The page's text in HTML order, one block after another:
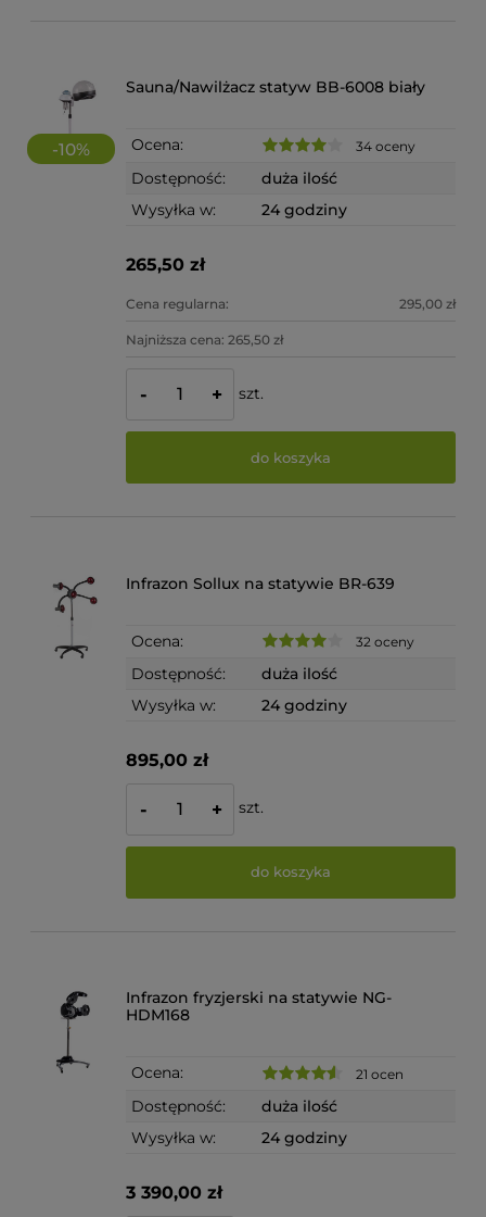
-10%
Sauna/Nawilżacz statyw BB-6008 biały
Ocena: 34 oceny
Dostępność:
duża ilość
Wysyłka w:
24 godziny
265,50 zł
Cena regularna: 295,00 zł
Najniższa cena:265,50 zł
- + szt.
do koszyka
Infrazon Sollux na statywie BR-639
Ocena: 32 oceny
Dostępność:
duża ilość
Wysyłka w:
24 godziny
895,00 zł
- + szt.
do koszyka
Infrazon fryzjerski na statywie NG-
HDM168
Ocena: 21 ocen
Dostępność:
duża ilość
Wysyłka w:
24 godziny
3 390,00 zł